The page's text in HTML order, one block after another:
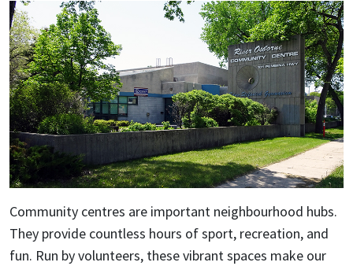
Community centres are important neighbourhood hubs.
They provide countless hours of sport, recreation, and
fun. Run by volunteers, these vibrant spaces make our